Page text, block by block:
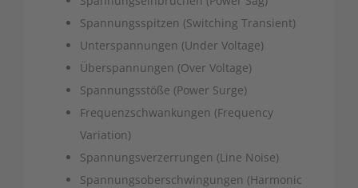
Spannungsspitzen (Switching Transient)
Unterspannungen (Under Voltage)
Überspannungen (Over Voltage)
Spannungsstöße (Power Surge)
Frequenzschwankungen (Frequency
Variation)
Spannungsverzerrungen (Line Noise)
Spannungsoberschwingungen (Harmonic